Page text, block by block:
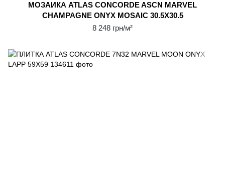
МОЗАИКА ATLAS CONCORDE ASCN MARVEL
CHAMPAGNE ONYX MOSAIC 30.5Х30.5
8 248 грн/м²